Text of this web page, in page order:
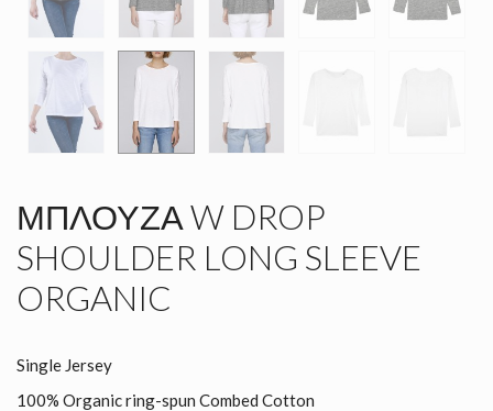
ΜΠΛΟΎΖΑ W DROP
SHOULDER LONG SLEEVE
ORGANIC
Single Jersey
100% Organic ring-spun Combed Cotton